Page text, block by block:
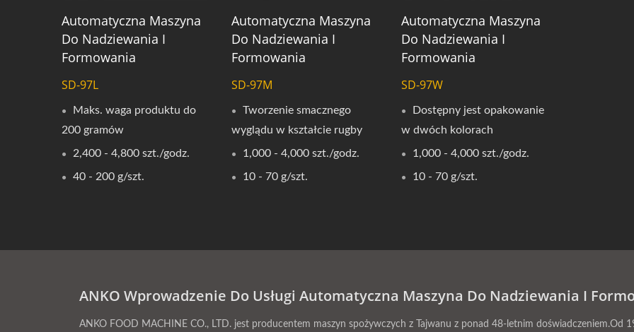
Automatyczna Maszyna
Do Nadziewania I
Formowania
SD-97L
Maks. waga produktu do
200 gramów
2,400 - 4,800 szt./godz.
40 - 200 g/szt.
Automatyczna Maszyna
Do Nadziewania I
Formowania
SD-97M
Tworzenie smacznego
wyglądu w kształcie rugby
1,000 - 4,000 szt./godz.
10 - 70 g/szt.
Automatyczna Maszyna
Do Nadziewania I
Formowania
SD-97W
Dostępny jest opakowanie
w dwóch kolorach
1,000 - 4,000 szt./godz.
10 - 70 g/szt.
ANKO Wprowadzenie Do Usługi Automatyczna Maszyna Do Nadziewania I
ANKO FOOD MACHINE CO., LTD. jest producentem maszyn spożywczych z Tajwanu z ponad 48-letnim doświadczeniem.Od